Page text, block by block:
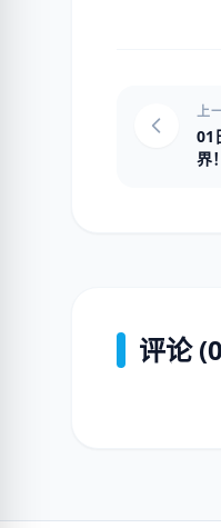
上
01
界！
评论